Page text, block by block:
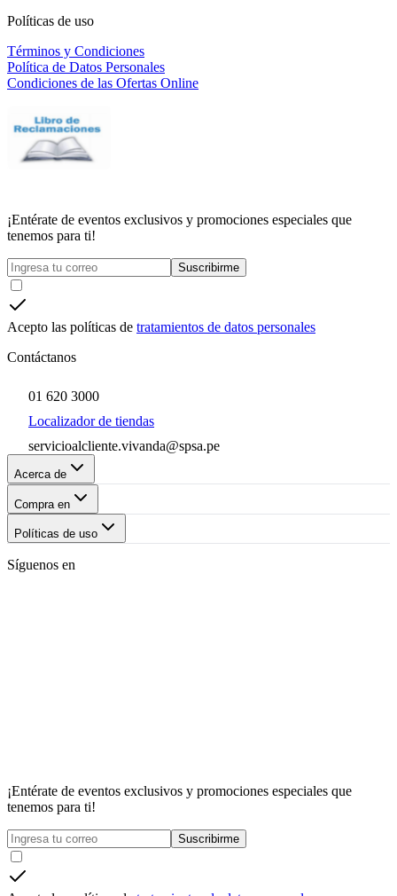
Políticas de uso
Términos y Condiciones
Política de Datos Personales
Condiciones de las Ofertas Online
¡Entérate de eventos exclusivos y promociones especiales que
tenemos para ti!
Suscribirme
Acepto las políticas de tratamientos de datos personales
Contáctanos
01 620 3000
Localizador de tiendas
servicioalcliente.vivanda@spsa.pe
Acerca de
Compra en
Políticas de uso
Síguenos en
¡Entérate de eventos exclusivos y promociones especiales que
tenemos para ti!
Suscribirme